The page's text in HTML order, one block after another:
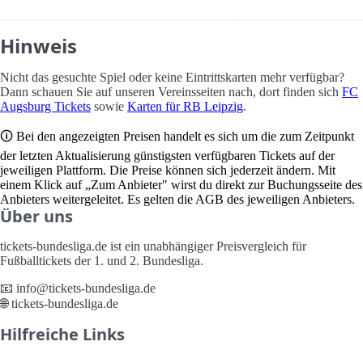
Hinweis
Nicht das gesuchte Spiel oder keine Eintrittskarten mehr verfügbar?
Dann schauen Sie auf unseren Vereinsseiten nach, dort finden sich FC
Augsburg Tickets sowie Karten für RB Leipzig.
🛈 Bei den angezeigten Preisen handelt es sich um die zum Zeitpunkt
der letzten Aktualisierung günstigsten verfügbaren Tickets auf der
jeweiligen Plattform. Die Preise können sich jederzeit ändern. Mit
einem Klick auf „Zum Anbieter" wirst du direkt zur Buchungsseite des
Anbieters weitergeleitet. Es gelten die AGB des jeweiligen Anbieters.
Über uns
tickets-bundesliga.de ist ein unabhängiger Preisvergleich für
Fußballtickets der 1. und 2. Bundesliga.
📧 info@tickets-bundesliga.de
🌐 tickets-bundesliga.de
Hilfreiche Links